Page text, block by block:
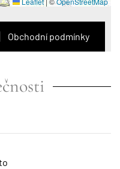
Obchodní podmínky